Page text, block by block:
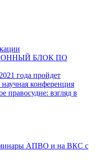
БЛОК ПО
года пройдет
конференция
правосудие: взгляд в
АПВО и на ВКС с